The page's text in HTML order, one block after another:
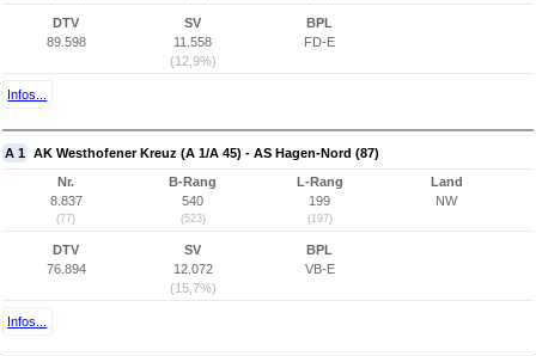
DTV
89.598
SV
11.558
(12,9%)
BPL
FD-E
Infos...
A 1 AK Westhofener Kreuz (A 1/A 45) - AS Hagen-Nord (87)
Nr.
8.837
(77)
B-Rang
540
(523)
L-Rang
199
(197)
Land
NW
DTV
76.894
SV
12.072
(15,7%)
BPL
VB-E
Infos...